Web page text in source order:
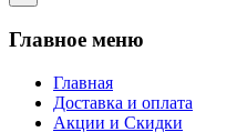
Главное меню
Главная
Доставка и оплата
Акции и Скидки